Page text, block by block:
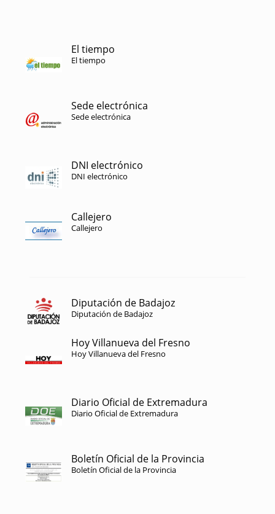
El tiempo
El tiempo
Sede electrónica
Sede electrónica
DNI electrónico
DNI electrónico
Callejero
Callejero
Diputación de Badajoz
Diputación de Badajoz
Hoy Villanueva del Fresno
Hoy Villanueva del Fresno
Diario Oficial de Extremadura
Diario Oficial de Extremadura
Boletín Oficial de la Provincia
Boletín Oficial de la Provincia